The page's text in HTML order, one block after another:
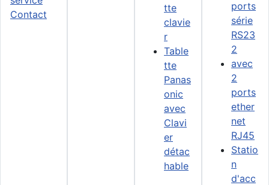
Contact
tte
clavie
r
Table
tte
Panas
onic
avec
Clavi
er
détac
hable
ports
série
RS23
2
avec
2
ports
ether
net
RJ45
Statio
n
d'acc